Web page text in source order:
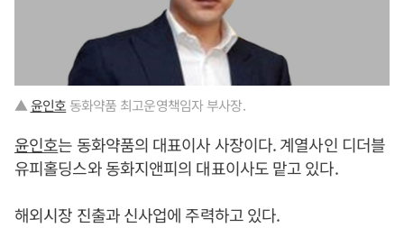
▲윤인호 동화약품 최고운영책임자 부사장.
윤인호는 동화약품의 대표이사 사장이다. 계열사인 디더블
유피홀딩스와 동화지앤피의 대표이사도 맡고 있다.
해외시장 진출과 신사업에 주력하고 있다.